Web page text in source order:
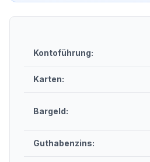
Kontoführung:
Karten:
Bargeld:
Guthabenzins: